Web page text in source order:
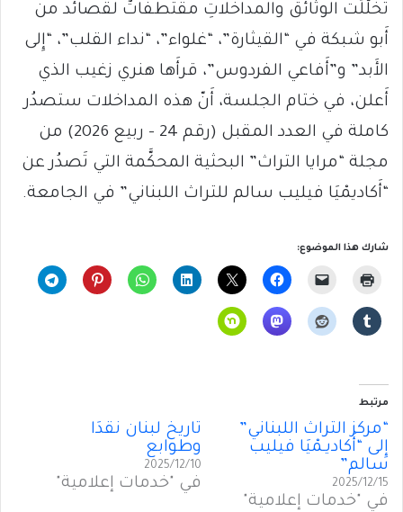
تخلَّلَت الوثائقَ والمداخلاتِ مقتطفاتٌ لقصائد من
أَبو شبكة في “القيثارة”، “غلواء”، “نداء القلب”، “إِلى
الأَبد” و”أَفاعي الفردوس”، قرأَها هنري زغيب الذي
أَعلن، في ختام الجلسة، أَنّ هذه المداخلات ستصدُر
كاملة في العدد المقبل (رقم 24 – ربيع 2026) من
مجلة “مرايا التراث” البحثية المحكَّمة التي تَصدُر عن
“أَكاديمْيَا فيليب سالم للتراث اللبناني” في الجامعة.
شارك هذا الموضوع:
مرتبط
“مركز التراث اللبناني”
إِلى “أَكاديـمْيَا فيليب
سالم”
2025/12/15
في "خدمات إعلامية"
تاريخ لبنان نقدًا
وطوابع
2025/12/10
في "خدمات إعلامية"